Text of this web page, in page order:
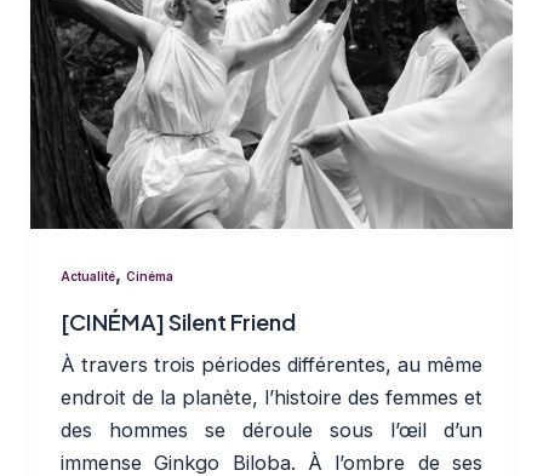
Actualité, Cinéma
[CINÉMA] Silent Friend
À travers trois périodes différentes, au même
endroit de la planète, l’histoire des femmes et
des hommes se déroule sous l’œil d’un
immense Ginkgo Biloba. À l’ombre de ses